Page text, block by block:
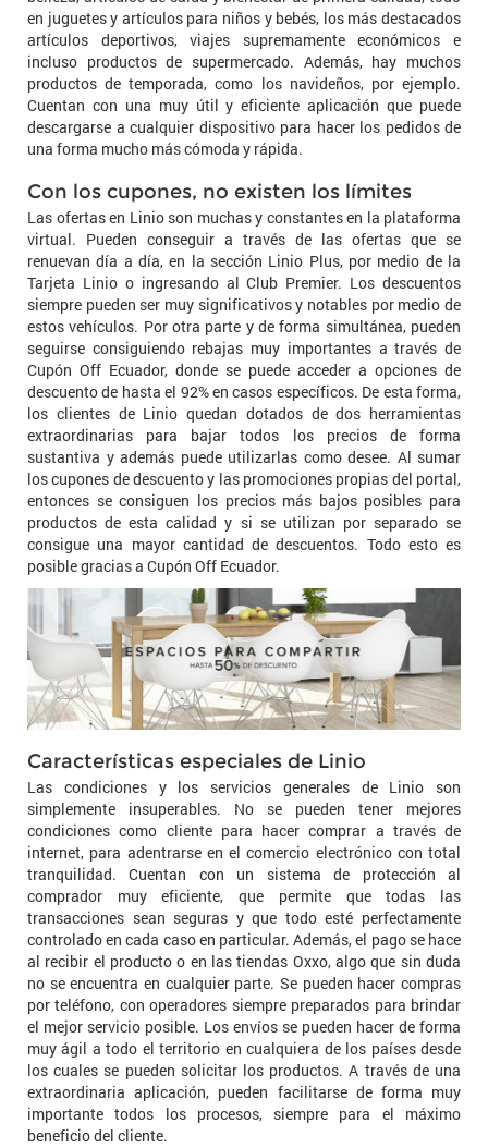
en juguetes y artículos para niños y bebés, los más destacados
artículos deportivos, viajes supremamente económicos e
incluso productos de supermercado. Además, hay muchos
productos de temporada, como los navideños, por ejemplo.
Cuentan con una muy útil y eficiente aplicación que puede
descargarse a cualquier dispositivo para hacer los pedidos de
una forma mucho más cómoda y rápida.
Con los cupones, no existen los límites
Las ofertas en Linio son muchas y constantes en la plataforma
virtual. Pueden conseguir a través de las ofertas que se
renuevan día a día, en la sección Linio Plus, por medio de la
Tarjeta Linio o ingresando al Club Premier. Los descuentos
siempre pueden ser muy significativos y notables por medio de
estos vehículos. Por otra parte y de forma simultánea, pueden
seguirse consiguiendo rebajas muy importantes a través de
Cupón Off Ecuador, donde se puede acceder a opciones de
descuento de hasta el 92% en casos específicos. De esta forma,
los clientes de Linio quedan dotados de dos herramientas
extraordinarias para bajar todos los precios de forma
sustantiva y además puede utilizarlas como desee. Al sumar
los cupones de descuento y las promociones propias del portal,
entonces se consiguen los precios más bajos posibles para
productos de esta calidad y si se utilizan por separado se
consigue una mayor cantidad de descuentos. Todo esto es
posible gracias a Cupón Off Ecuador.
Características especiales de Linio
Las condiciones y los servicios generales de Linio son
simplemente insuperables. No se pueden tener mejores
condiciones como cliente para hacer comprar a través de
internet, para adentrarse en el comercio electrónico con total
tranquilidad. Cuentan con un sistema de protección al
comprador muy eficiente, que permite que todas las
transacciones sean seguras y que todo esté perfectamente
controlado en cada caso en particular. Además, el pago se hace
al recibir el producto o en las tiendas Oxxo, algo que sin duda
no se encuentra en cualquier parte. Se pueden hacer compras
por teléfono, con operadores siempre preparados para brindar
el mejor servicio posible. Los envíos se pueden hacer de forma
muy ágil a todo el territorio en cualquiera de los países desde
los cuales se pueden solicitar los productos. A través de una
extraordinaria aplicación, pueden facilitarse de forma muy
importante todos los procesos, siempre para el máximo
beneficio del cliente.